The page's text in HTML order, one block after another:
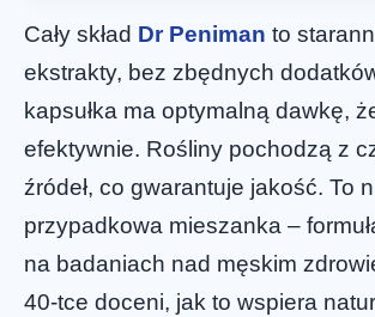
Cały skład Dr Peniman to
ekstrakty, bez zbędnych
kapsułka ma optymalną dawkę,
efektywnie. Rośliny pochodzą z
źródeł, co gwarantuje jakość. To
przypadkowa mieszanka –
na badaniach nad męskim
40-tce doceni, jak to wspiera